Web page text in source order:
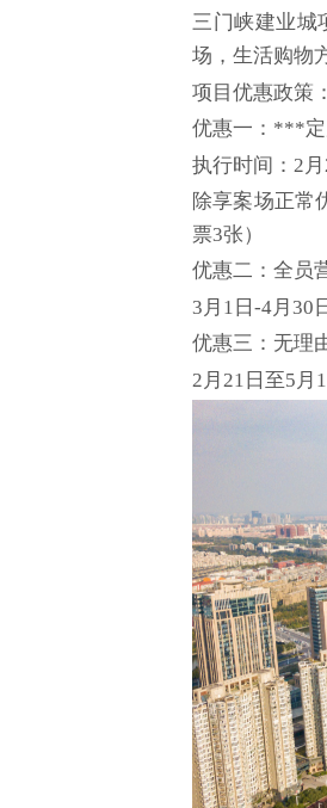
三门峡建业城
场，生活购物
项目优惠政策
优惠一：***
执行时间：2
除享案场正常
票3张）
优惠二：全员
3月1日-4月30
优惠三：无理
2月21日至5月